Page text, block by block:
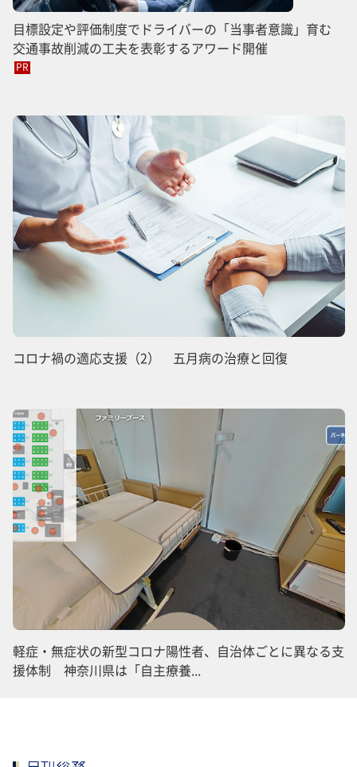
目標設定や評価制度でドライバーの「当事者意識」育む
交通事故削減の工夫を表彰するアワード開催
PR
コロナ禍の適応支援（2） 五月病の治療と回復
軽症・無症状の新型コロナ陽性者、自治体ごとに異なる支
援体制 神奈川県は「自主療養...